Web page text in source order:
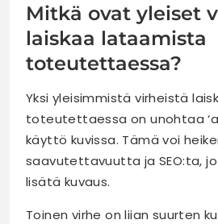
Mitkä ovat yleiset
laiskaa lataamista
toteutettaessa?
Yksi yleisimmistä virheistä
toteutettaessa on unohtaa
käyttö kuvissa. Tämä voi
saavutettavuutta ja SEO:ta,
lisätä kuvaus.
Toinen virhe on liian suurten